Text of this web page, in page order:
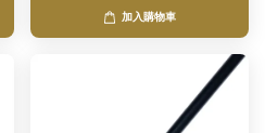
加入購物車